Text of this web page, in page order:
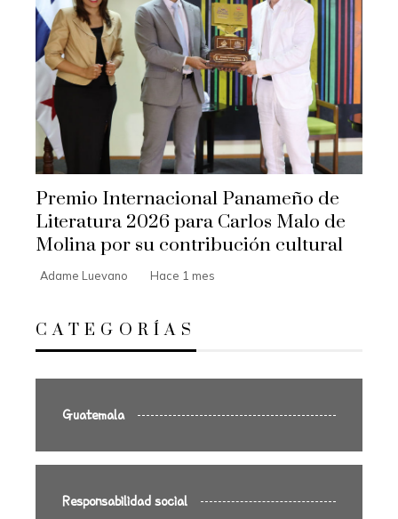
Premio Internacional Panameño de
Literatura 2026 para Carlos Malo de
Molina por su contribución cultural
Adame Luevano Hace 1 mes
CATEGORÍAS
Guatemala
Responsabilidad social